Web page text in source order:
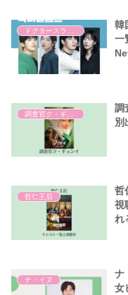
韓
一
調
別
哲仁王后
哲
視
れ
ナ・イヌ
ナ
女